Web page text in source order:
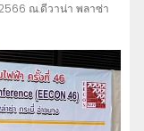
2566 ณ.ดีวาน่า พลาซ่า